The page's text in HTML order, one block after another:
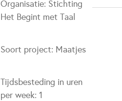
Organisatie: Stichting
Het Begint met Taal
Soort project: Maatjes
Tijdsbesteding in uren
per week: 1